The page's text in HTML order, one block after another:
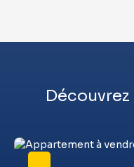
Découvrez